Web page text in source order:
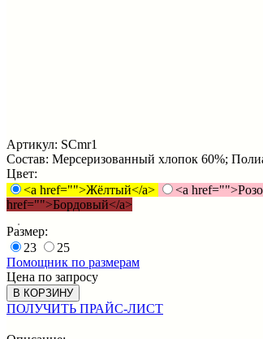
Артикул: SCmr1
Состав: Мерсеризованный хлопок 60%;
Цвет:
<a href="">Жёлтый</a>
<a
href="">Бордовый</a>
Размер:
23
25
Помощник по размерам
Цена по запросу
В КОРЗИНУ
ПОЛУЧИТЬ ПРАЙС-ЛИСТ